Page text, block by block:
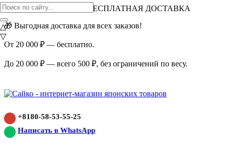
ВНИМАНИЕ АКЦИЯ!
БЕСПЛАТНАЯ ДОСТАВКА
🎁 Выгодная доставка для всех заказов!
От 20 000 ₽ — бесплатно.
До 20 000 ₽ — всего 500 ₽, без ограничений по весу.
+8180-58-53-55-25
Написать в WhatsApp
△
▽